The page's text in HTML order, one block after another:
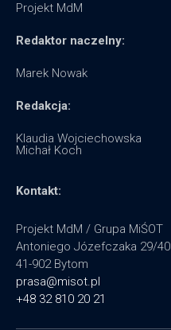
Projekt MdM
Redaktor naczelny:
Marek Nowak
Redakcja:
Klaudia Wojciechowska
Michał Koch
Kontakt:
Projekt MdM / Grupa MiŚOT
Antoniego Józefczaka 29/40
41-902 Bytom
prasa@misot.pl
+48 32 810 20 21